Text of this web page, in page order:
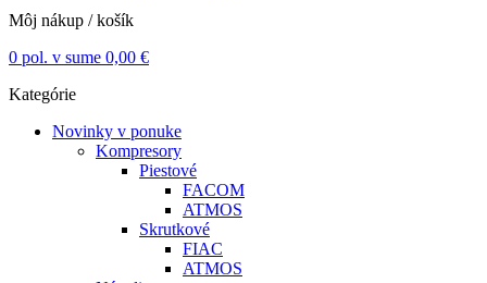
Môj nákup / košík
0 pol. v sume 0,00 €
Kategórie
Novinky v ponuke
Kompresory
Piestové
FACOM
ATMOS
Skrutkové
FIAC
ATMOS